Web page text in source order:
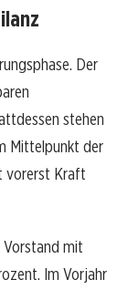
Der
stehen
Mittelpunkt der
vorerst Kraft
Vorstand mit
Im Vorjahr